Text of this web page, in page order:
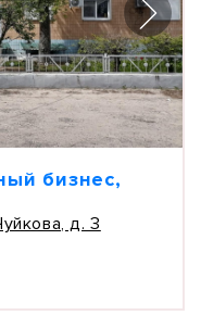
бизнес,
д. 3